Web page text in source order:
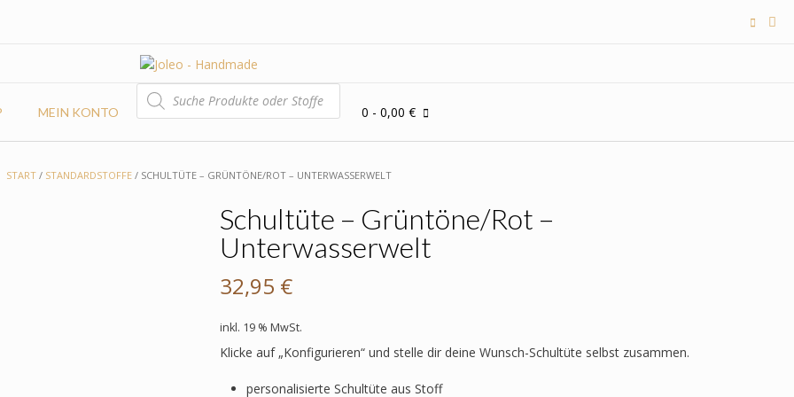
MEIN KONTO
PRODUCTS
SEARCH
0 - 0,00 €
START/ STANDARDSTOFFE/ SCHULTÜTE – GRÜNTÖNE/ROT – UNTERWASSERWELT
Schultüte – Grüntöne/Rot –
Unterwasserwelt
32,95 €
inkl. 19 % MwSt.
Klicke auf „Konfigurieren“ und stelle dir deine Wunsch-Schultüte selbst zusammen.
personalisierte Schultüte aus Stoff